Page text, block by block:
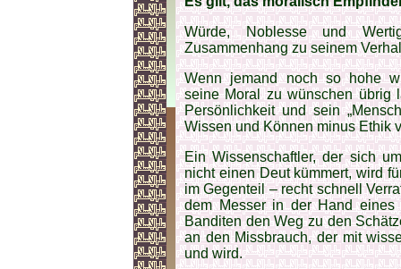
Würde, Noblesse und
Zusammenhang zu seinem
Wenn jemand noch so hohe
seine Moral zu wünschen übrig
Persönlichkeit und sein
Wissen und Können minus Ethik
Ein Wissenschaftler, der sich
nicht einen Deut kümmert, wird
im Gegenteil – recht schnell
dem Messer in der Hand eines
Banditen den Weg zu den
an den Missbrauch, der mit
und wird.